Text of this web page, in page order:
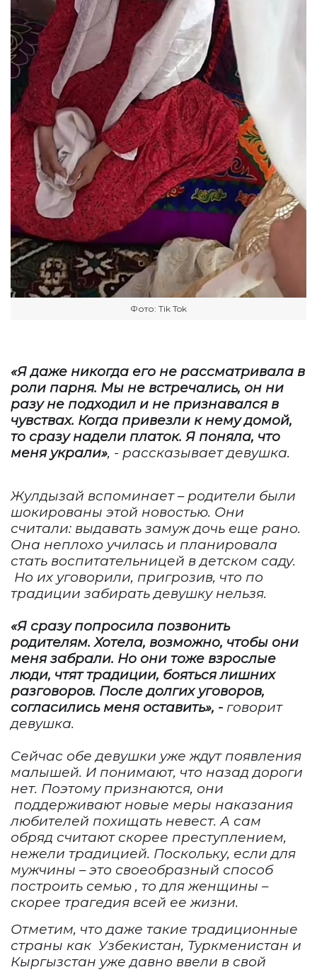
Фото: Tik Tok
«Я даже никогда его не рассматривала в
роли парня. Мы не встречались, он ни
разу не подходил и не признавался в
чувствах. Когда привезли к нему домой,
то сразу надели платок. Я поняла, что
меня украли», - рассказывает девушка.
Жулдызай вспоминает – родители были
шокированы этой новостью. Они
считали: выдавать замуж дочь еще рано.
Она неплохо училась и планировала
стать воспитательницей в детском саду.
Но их уговорили, пригрозив, что по
традиции забирать девушку нельзя.
«Я сразу попросила позвонить
родителям. Хотела, возможно, чтобы они
меня забрали. Но они тоже взрослые
люди, чтят традиции, бояться лишних
разговоров. После долгих уговоров,
согласились меня оставить», - говорит
девушка.
Сейчас обе девушки уже ждут появления
малышей. И понимают, что назад дороги
нет. Поэтому признаются, они
поддерживают новые меры наказания
любителей похищать невест. А сам
обряд считают скорее преступлением,
нежели традицией. Поскольку, если для
мужчины – это своеобразный способ
построить семью , то для женщины –
скорее трагедия всей ее жизни.
Отметим, что даже такие традиционные
страны как Узбекистан, Туркменистан и
Кыргызстан уже давно ввели в свой